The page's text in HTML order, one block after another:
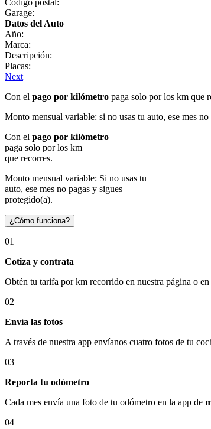
Garage:
Datos del Auto
Año:
Marca:
Descripción:
Placas:
Next
Con el pago por kilómetro paga solo por los km que
Monto mensual variable: si no usas tu auto, ese mes
Con el pago por kilómetro
paga solo por los km
que recorres.
Monto mensual variable: Si no usas tu
auto, ese mes no pagas y sigues
protegido(a).
¿Cómo funciona?
01
Cotiza y contrata
Obtén tu tarifa por km recorrido en nuestra página o en
02
Envía las fotos
A través de nuestra app envíanos cuatro fotos de tu
03
Reporta tu odómetro
Cada mes envía una foto de tu odómetro en la app de
04